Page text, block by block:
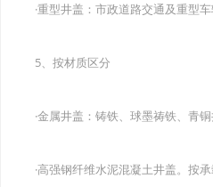
·重型井盖：市政道路交通及重型
5、按材质区分
·金属井盖：铸铁、球墨祷铁、青
·高强钢纤维水泥混凝土井盖。按